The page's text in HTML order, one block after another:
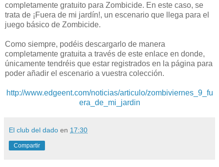
completamente gratuito para Zombicide. En este caso, se
trata de ¡Fuera de mi jardín!, un escenario que llega para el
juego básico de Zombicide.
Como siempre, podéis descargarlo de manera
completamente gratuita a través de este enlace en donde,
únicamente tendréis que estar registrados en la página para
poder añadir el escenario a vuestra colección.
http://www.edgeent.com/noticias/articulo/zombiviernes_9_fu
era_de_mi_jardin
El club del dado en 17:30
Compartir